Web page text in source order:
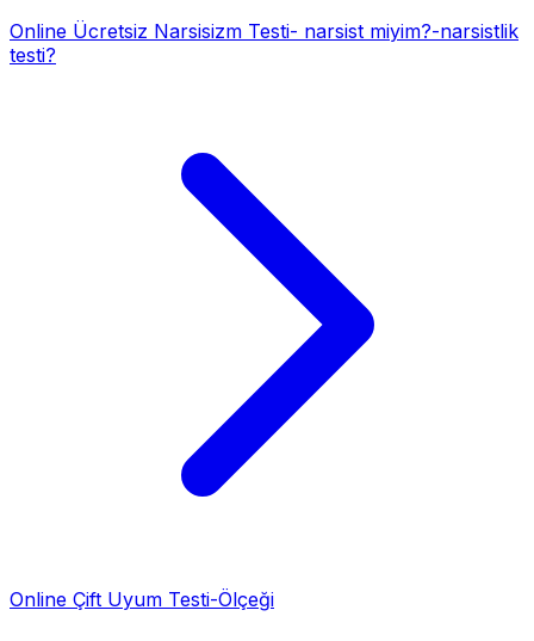
Online Ücretsiz Narsisizm Testi- narsist miyim?-narsistlik
testi?
Online Çift Uyum Testi-Ölçeği